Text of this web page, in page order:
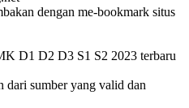
dengan me-bookmark situs
D1 D2 D3 S1 S2 2023 terbaru
sumber yang valid dan